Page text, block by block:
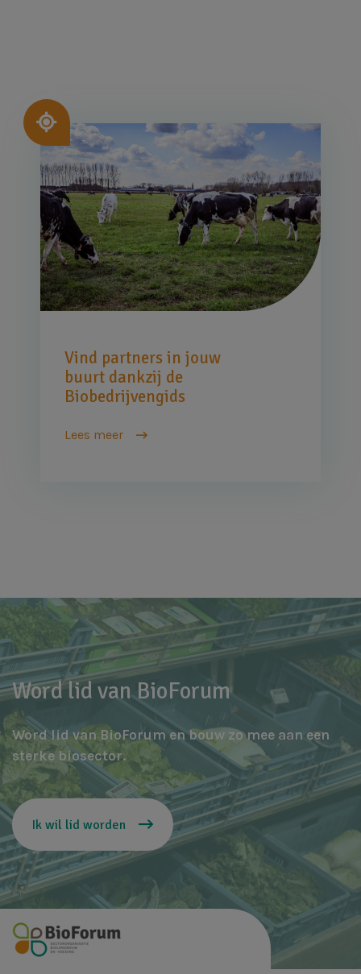
Afbeelding
Vind partners in jouw
buurt dankzij de
Biobedrijvengids
Lees meer
Word lid van BioForum
Word lid van BioForum en bouw zo mee aan een
sterke biosector.
Ik wil lid worden